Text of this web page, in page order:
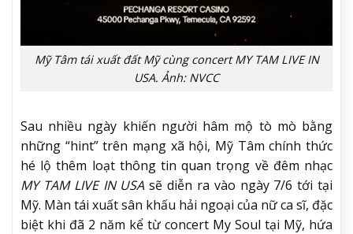
Mỹ Tâm tái xuất đất Mỹ cùng concert MY TAM LIVE IN
USA. Ảnh: NVCC
Sau nhiều ngày khiến người hâm mộ tò mò bằng
những “hint” trên mạng xã hội, Mỹ Tâm chính thức
hé lộ thêm loạt thông tin quan trọng về đêm nhạc
MY TAM LIVE IN USA sẽ diễn ra vào ngày 7/6 tới tại
Mỹ. Màn tái xuất sân khấu hải ngoại của nữ ca sĩ, đặc
biệt khi đã 2 năm kể từ concert My Soul tại Mỹ, hứa